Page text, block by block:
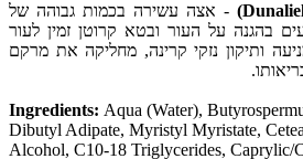
- אצה עשירה בכמות גבוהה של
בהגנה על העור ובטא קרוטן זמין לעור
ותיקון נזקי קרינה, מחליקה את מרקם
Ingredients: Aqua (Water),
Dibutyl Adipate, Myristyl Myristate,
Alcohol, C10-18 Triglycerides, Caprylic/